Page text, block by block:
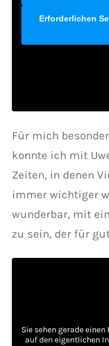
Erforderlichen
Für mich
konnte ich mit
Zeiten, in denen
immer wichtiger
wunderbar, mit
zu sein, der für
Sie sehen gerade
auf den eigentlichen